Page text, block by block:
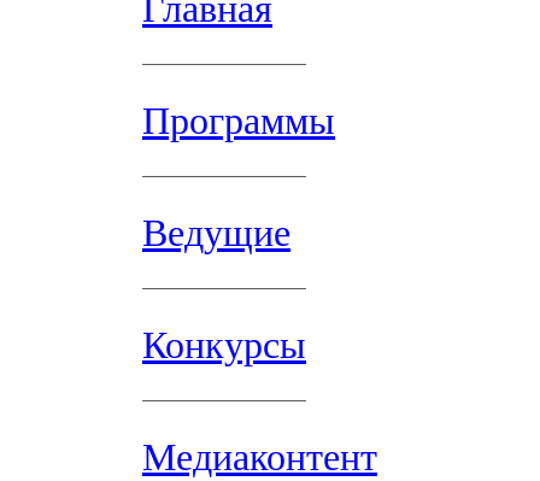
Программы
Ведущие
Конкурсы
Медиаконтент